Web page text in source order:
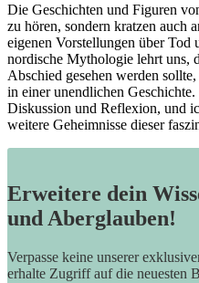
Die Geschichten und Figuren
zu hören, sondern kratzen auch
eigenen ⁣Vorstellungen über Tod
nordische⁣ Mythologie lehrt‌ uns,
Abschied ⁢gesehen werden
in einer unendlichen
Diskussion und Reflexion, ‌und
weitere Geheimnisse dieser
Erweitere dein
und Aberglauben!
Verpasse keine unserer
erhalte Zugriff auf die neuesten